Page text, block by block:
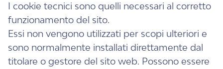
I cookie tecnici sono quelli necessari al corretto
funzionamento del sito.
Essi non vengono utilizzati per scopi ulteriori e
sono normalmente installati direttamente dal
titolare o gestore del sito web. Possono essere